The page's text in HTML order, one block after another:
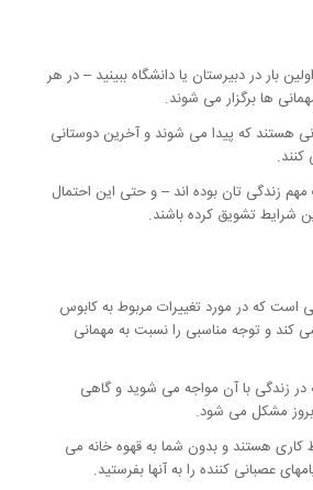
بار در دبیرستان یا دانشگاه ببینید – در هر
ها برگزار می شوند.
هستند که پیدا می شوند و آخرین دوستانی
زندگی تان بوده اند – و حتی این احتمال
شرایط تشویق کرده باشند.
که در مورد تغییرات مربوط به کابوس
کند و توجه مناسبی را نسبت به مهمانی
زندگی با آن مواجه می شوید و گاهی
مشکل می شود.
کاری هستند و بدون شما به قهوه خانه می
عصبانی کننده را به آنها بفرستید.